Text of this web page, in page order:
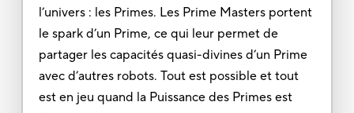
l’univers : les Primes. Les Prime Masters portent
le spark d’un Prime, ce qui leur permet de
partager les capacités quasi-divines d’un Prime
avec d’autres robots. Tout est possible et tout
est en jeu quand la Puissance des Primes est